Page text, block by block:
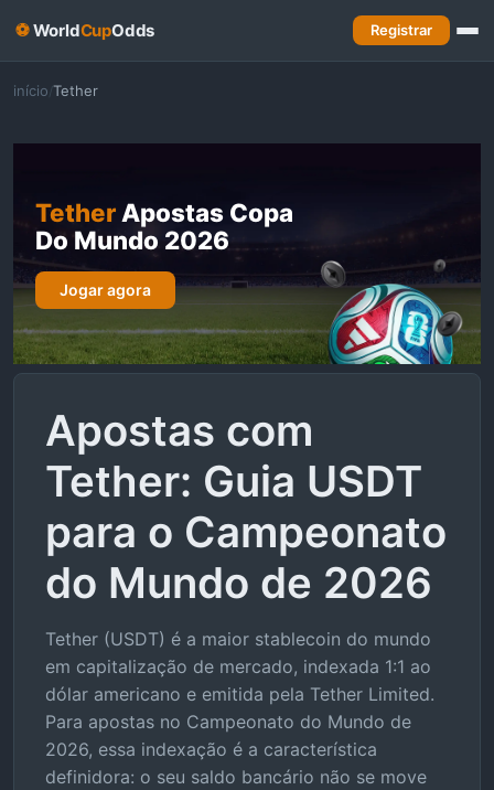
⚽WorldCupOdds Registrar
início/Tether
Tether Apostas Copa
Do Mundo 2026
Jogar agora
Apostas com
Tether: Guia USDT
para o Campeonato
do Mundo de 2026
Tether (USDT) é a maior stablecoin do mundo
em capitalização de mercado, indexada 1:1 ao
dólar americano e emitida pela Tether Limited.
Para apostas no Campeonato do Mundo de
2026, essa indexação é a característica
definidora: o seu saldo bancário não se move